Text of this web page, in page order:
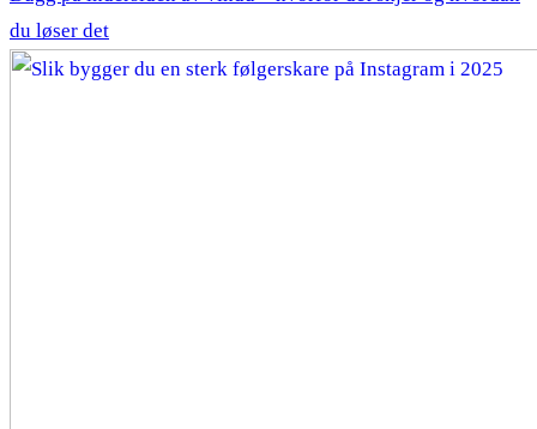
du løser det